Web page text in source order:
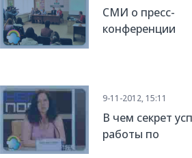
СМИ о пресс-
конференции
9-11-2012, 15:11
В чем секрет
работы по